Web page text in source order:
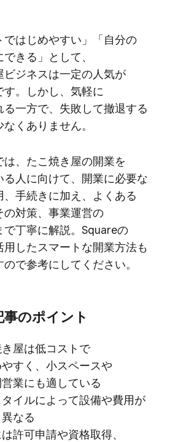
で​はじめやすい」​「自分の​
きる」と​して、​
ビジネスは​一定の​人気が​
す。​しかし、​気軽に​
る​一方で、​失敗して​撤退する​
く​ありません。
は、​たこ焼き屋の​開業を​
る​人に​向けて、​開業に​必要な​
、​手続きに​加え、​よく​ある​
の​対策、​事業運営の​
で​丁寧に​解説。​Squareの​
用した​スマートな​開業方​法も​
で​参考に​してください。
事の​ポイント
屋は​低コストで​
すく、​小スペースや​
業にも​適している
イルに​よって​設備や​費用が​
なる
許可申請や​資格取得、​